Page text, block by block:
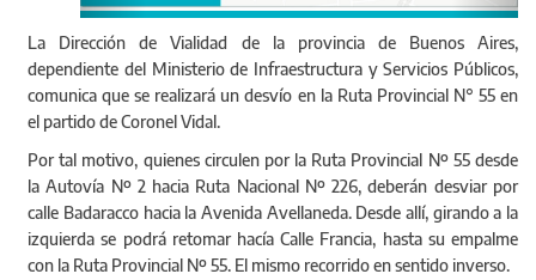
La Dirección de Vialidad de la provincia de Buenos Aires,
dependiente del Ministerio de Infraestructura y Servicios Públicos,
comunica que se realizará un desvío en la Ruta Provincial N° 55 en
el partido de Coronel Vidal.
Por tal motivo, quienes circulen por la Ruta Provincial Nº 55 desde
la Autovía Nº 2 hacia Ruta Nacional Nº 226, deberán desviar por
calle Badaracco hacia la Avenida Avellaneda. Desde allí, girando a la
izquierda se podrá retomar hacía Calle Francia, hasta su empalme
con la Ruta Provincial Nº 55. El mismo recorrido en sentido inverso.